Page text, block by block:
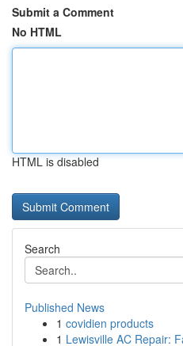
Submit a Comment
No HTML
HTML is disabled
Search
Published News
1 covidien products
1 Lewisville AC Repair: